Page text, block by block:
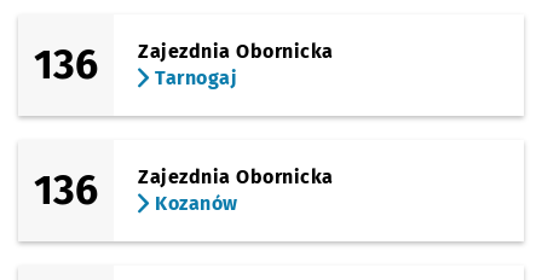
136
Zajezdnia Obornicka
Tarnogaj
136
Zajezdnia Obornicka
Kozanów